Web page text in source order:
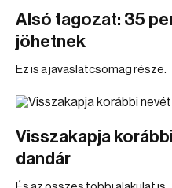
Alsó tagozat: 35
jöhetnek
Ez is a javaslatcsomag része.
Visszakapja
dandár